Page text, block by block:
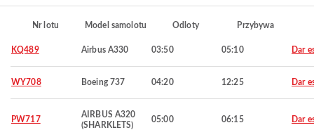
Nr lotu Model samolotu Odloty Przybywa
KQ489 Airbus A330 03:50 05:10 Dar
WY708 Boeing 737 04:20 12:25 Dar
PW717
AIRBUS A320
(SHARKLETS)
05:00 06:15 Dar